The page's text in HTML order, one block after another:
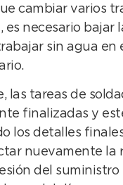
cambiar varios
es necesario bajar
sin agua en
las tareas de
finalizadas y
los detalles
nuevamente la
del suministro